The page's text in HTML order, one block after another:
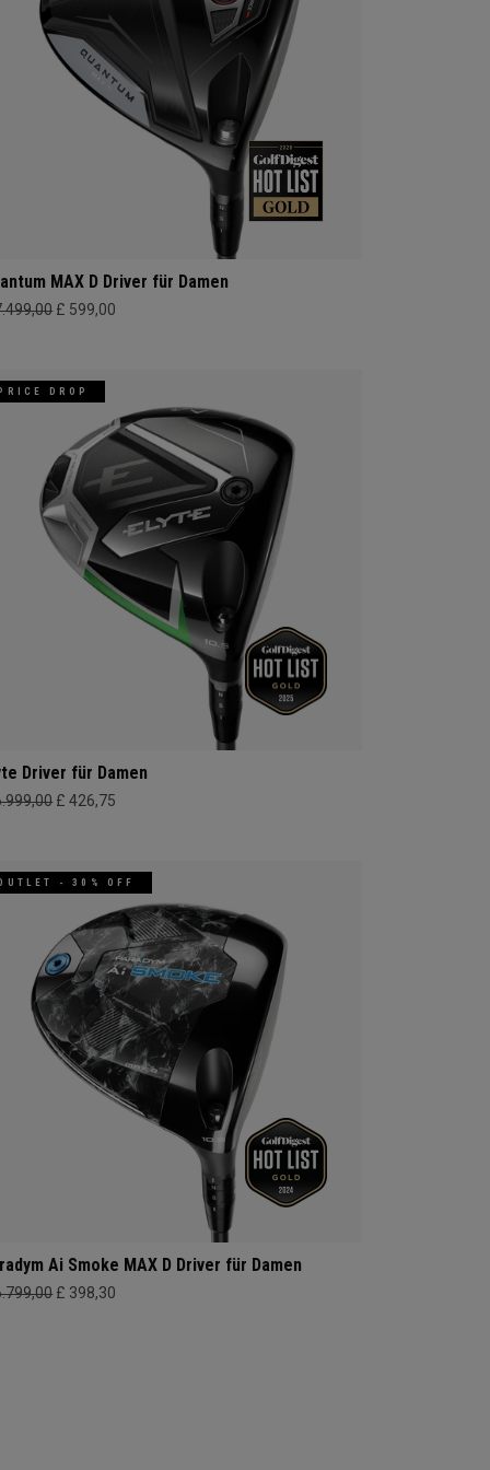
MAX D Driver für Damen
£ 599,00
PRICE DROP
Driver für Damen
£ 426,75
- 30% OFF
Ai Smoke MAX D Driver für Damen
£ 398,30